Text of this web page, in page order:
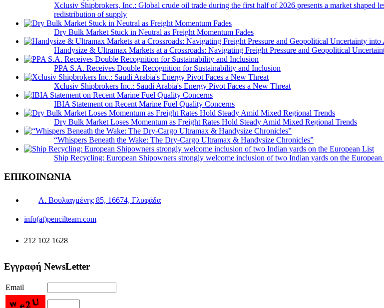
Xclusiv Shipbrokers, Inc.: Global crude oil trade during the first half of 2026 presents a market shaped
redistribution of supply
Dry Bulk Market Stuck in Neutral as Freight Momentum Fades
Handysize & Ultramax Markets at a Crossroads: Navigating Freight Pressure and Geopolitical
PPA S.A. Receives Double Recognition for Sustainability and Inclusion
Xclusiv Shipbrokers Inc.: Saudi Arabia's Energy Pivot Faces a New Threat
IBIA Statement on Recent Marine Fuel Quality Concerns
Dry Bulk Market Loses Momentum as Freight Rates Hold Steady Amid Mixed Regional Trends
“Whispers Beneath the Wake: The Dry‑Cargo Ultramax & Handysize Chronicles”
Ship Recycling: European Shipowners strongly welcome inclusion of two Indian yards on the
ΕΠΙΚΟΙΝΩΝΙΑ
Λ. Βουλιαγμένης 85, 16674, Γλυφάδα
info(at)pencilteam.com
212 102 1628
Εγγραφή NewsLetter
Email